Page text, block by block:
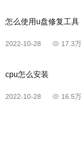
怎么使用u盘修复工具
2022-10-28 17.3万
cpu怎么安装
2022-10-28 16.5万